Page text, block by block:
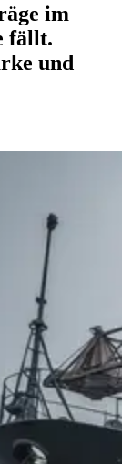
im
fällt.
und